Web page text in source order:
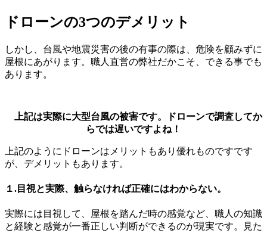
ドローンの3つのデメリット
しかし、台風や地震災害の後の有事の際は、危険を顧みずに
屋根にあがります。職人直営の弊社だかこそ、できる事でも
あります。
上記は実際に大型台風の被害です。ドローンで調査してか
らでは遅いですよね！
上記のようにドローンはメリットもあり優れものですです
が、デメリットもあります。
１.目視と実際、触らなければ正確にはわからない。
実際には目視して、屋根を踏んだ時の感覚など、職人の知識
と経験と感覚が一番正しい判断ができるのが現実です。見た